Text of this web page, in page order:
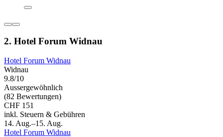
2. Hotel Forum Widnau
Hotel Forum Widnau
Widnau
9.8/10
Aussergewöhnlich
(82 Bewertungen)
CHF 151
inkl. Steuern & Gebühren
14. Aug.–15. Aug.
Hotel Forum Widnau